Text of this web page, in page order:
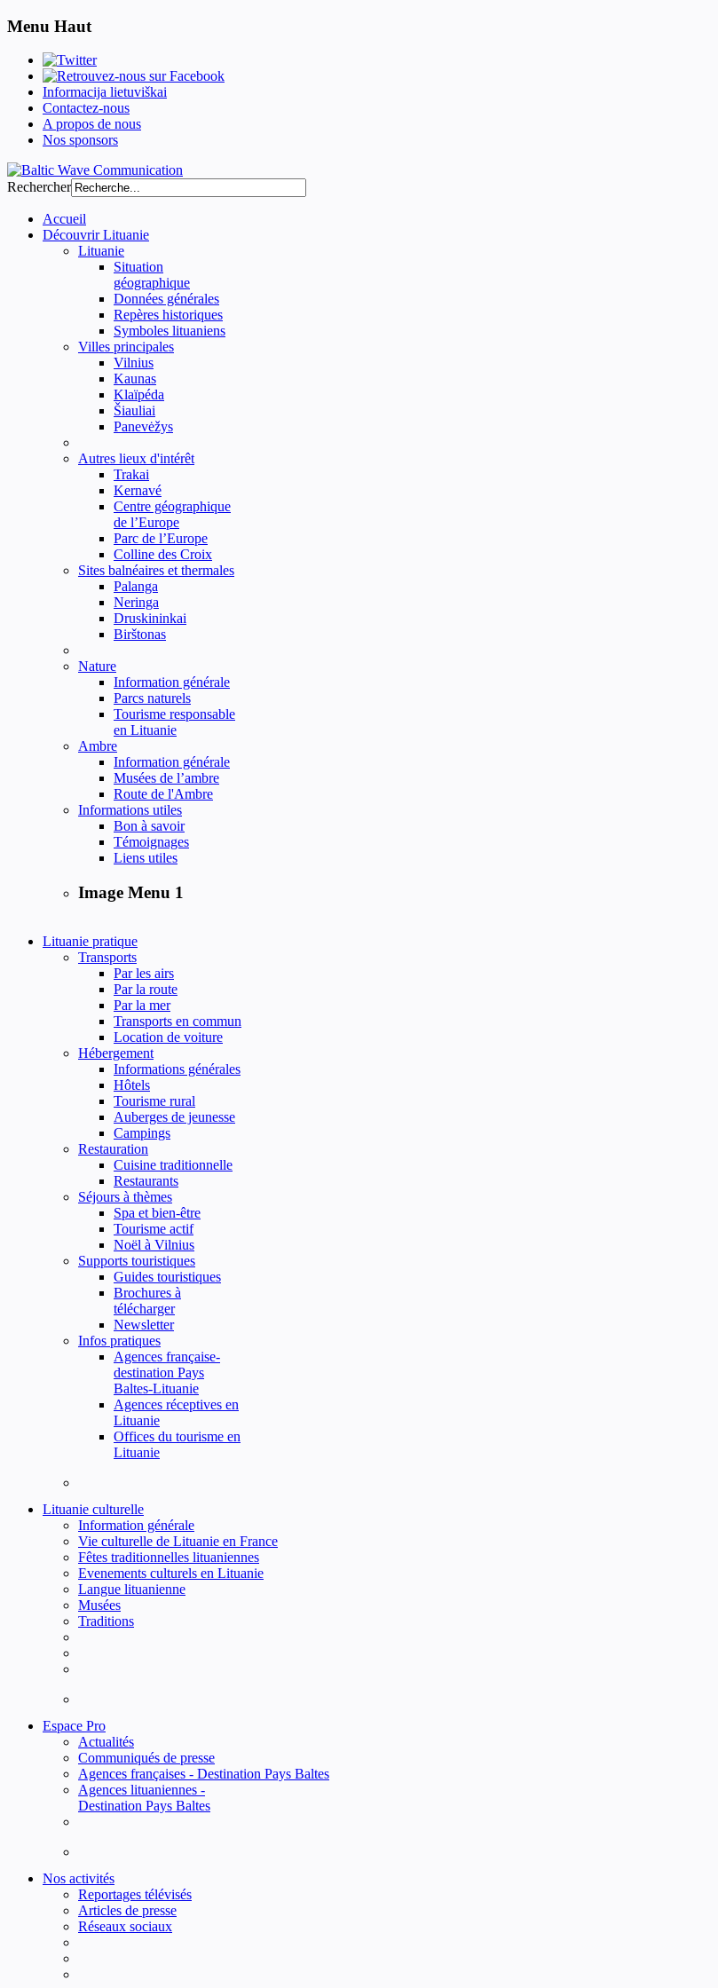
Menu Haut
Informacija lietuviškai
Contactez-nous
A propos de nous
Nos sponsors
Rechercher
Accueil
Découvrir Lituanie
Lituanie
Situation
géographique
Données générales
Repères historiques
Symboles lituaniens
Villes principales
Vilnius
Kaunas
Klaïpéda
Šiauliai
Panevėžys
Autres lieux d'intérêt
Trakai
Kernavé
Centre géographique
de l’Europe
Parc de l’Europe
Colline des Croix
Sites balnéaires et thermales
Palanga
Neringa
Druskininkai
Birštonas
Nature
Information générale
Parcs naturels
Tourisme responsable
en Lituanie
Ambre
Information générale
Musées de l’ambre
Route de l'Ambre
Informations utiles
Bon à savoir
Témoignages
Liens utiles
Image Menu 1
Lituanie pratique
Transports
Par les airs
Par la route
Par la mer
Transports en commun
Location de voiture
Hébergement
Informations générales
Hôtels
Tourisme rural
Auberges de jeunesse
Campings
Restauration
Cuisine traditionnelle
Restaurants
Séjours à thèmes
Spa et bien-être
Tourisme actif
Noël à Vilnius
Supports touristiques
Guides touristiques
Brochures à
télécharger
Newsletter
Infos pratiques
Agences française-
destination Pays
Baltes-Lituanie
Agences réceptives en
Lituanie
Offices du tourisme en
Lituanie
Lituanie culturelle
Information générale
Vie culturelle de Lituanie en France
Fêtes traditionnelles lituaniennes
Evenements culturels en Lituanie
Langue lituanienne
Musées
Traditions
Espace Pro
Actualités
Communiqués de presse
Agences françaises - Destination Pays Baltes
Agences lituaniennes -
Destination Pays Baltes
Nos activités
Reportages télévisés
Articles de presse
Réseaux sociaux